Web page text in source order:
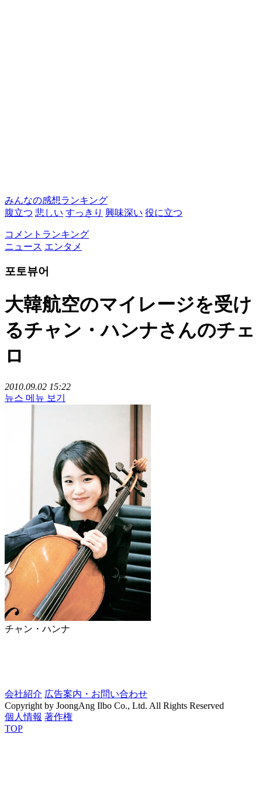
みんなの感想ランキング
腹立つ 悲しい すっきり 興味深い 役に立つ
コメントランキング
ニュース エンタメ
포토뷰어
大韓航空のマイレージを受け
るチャン・ハンナさんのチェ
ロ
2010.09.02 15:22
뉴스 메뉴 보기
チャン・ハンナ
会社紹介 広告案内・お問い合わせ
Copyright by JoongAng Ilbo Co., Ltd. All Rights Reserved
個人情報 著作権
TOP